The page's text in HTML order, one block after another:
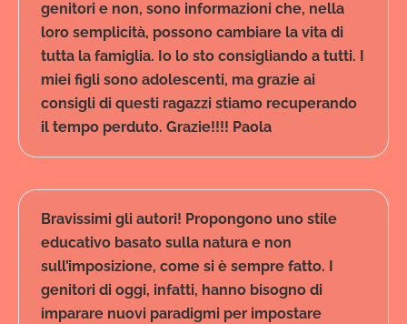
genitori e non, sono informazioni che, nella
loro semplicità, possono cambiare la vita di
tutta la famiglia. Io lo sto consigliando a tutti. I
miei figli sono adolescenti, ma grazie ai
consigli di questi ragazzi stiamo recuperando
il tempo perduto. Grazie!!!! Paola
Bravissimi gli autori! Propongono uno stile
educativo basato sulla natura e non
sull’imposizione, come si è sempre fatto. I
genitori di oggi, infatti, hanno bisogno di
imparare nuovi paradigmi per impostare